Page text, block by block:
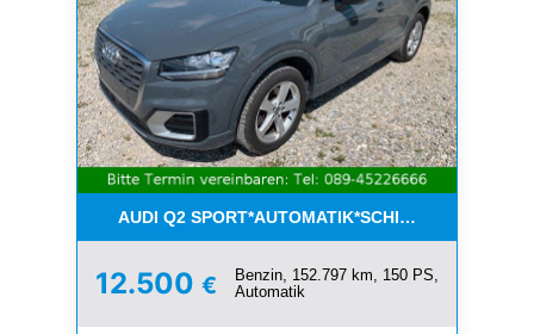
AUDI Q2 SPORT*AUTOMATIK*SCHIEBEDACH*8-
12.500 €
Benzin, 152.797 km, 150 PS,
Automatik